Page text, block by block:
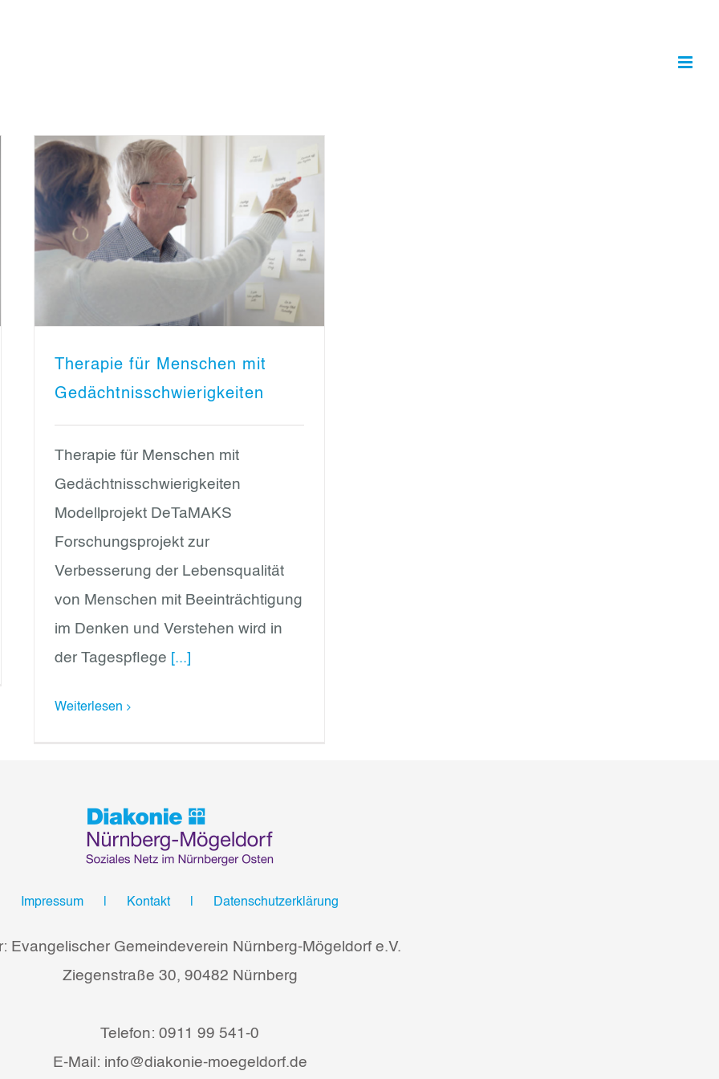
Therapie für Menschen mit
Gedächtnisschwierigkeiten
Therapie für Menschen mit
Gedächtnisschwierigkeiten
Therapie für Menschen mit
Gedächtnisschwierigkeiten
Modellprojekt DeTaMAKS
Forschungsprojekt zur
Verbesserung der Lebensqualität
von Menschen mit Beeinträchtigung
im Denken und Verstehen wird in
der Tagespflege [...]
Weiterlesen
Impressum Kontakt Datenschutzerklärung
Evangelischer Gemeindeverein Nürnberg-Mögeldorf e.V.
Ziegenstraße 30, 90482 Nürnberg
Telefon: 0911 99 541-0
E-Mail: info@diakonie-moegeldorf.de